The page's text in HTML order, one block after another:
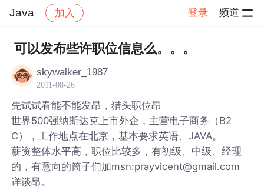
Java 加入 登录 频道
社区 Java 帖子详情
可以发布些许职位信息么。。。
skywalker_1987
2011-08-26
先试试看能不能发昂，猎头职位昂
世界500强纳斯达克上市外企，主营电子商务（B2
C），工作地点在北京，基本要求英语、JAVA。
薪资整体水平高，职位比较多，有初级、中级、经理
的，有意向的筒子们加msn:prayvicent@gmail.com
详谈昂。